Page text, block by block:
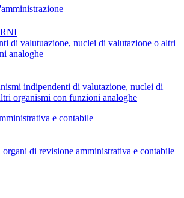
di valutuazione, nuclei di valutazione o altri
analoghe
indipendenti di valutazione, nuclei di
organismi con funzioni analoghe
e contabile
di revisione amministrativa e contabile